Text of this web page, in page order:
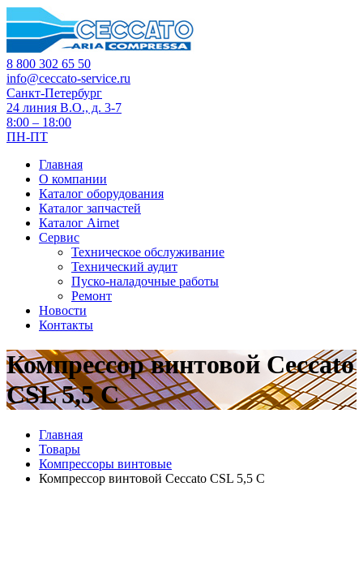
8 800 302 65 50
info@ceccato-service.ru
Санкт-Петербург
24 линия В.О., д. 3-7
8:00 – 18:00
ПН-ПТ
Главная
О компании
Каталог оборудования
Каталог запчастей
Каталог Airnet
Сервис
Техническое обслуживание
Технический аудит
Пуско-наладочные работы
Ремонт
Новости
Контакты
Компрессор винтовой Ceccato
CSL 5,5 C
Главная
Товары
Компрессоры винтовые
Компрессор винтовой Ceccato CSL 5,5 C